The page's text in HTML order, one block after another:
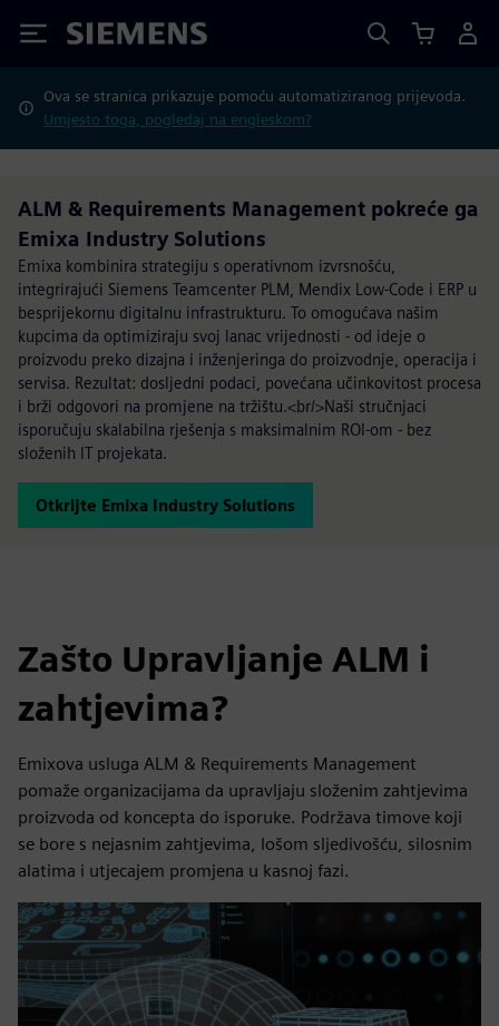
Siemens
Ova se stranica prikazuje pomoću automatiziranog prijevoda.
Umjesto toga, pogledaj na engleskom?
ALM & Requirements Management pokreće ga
Emixa Industry Solutions
Emixa kombinira strategiju s operativnom izvrsnošću,
integrirajući Siemens Teamcenter PLM, Mendix Low-Code i ERP u
besprijekornu digitalnu infrastrukturu. To omogućava našim
kupcima da optimiziraju svoj lanac vrijednosti - od ideje o
proizvodu preko dizajna i inženjeringa do proizvodnje, operacija i
servisa. Rezultat: dosljedni podaci, povećana učinkovitost procesa
i brži odgovori na promjene na tržištu.<br/>Naši stručnjaci
isporučuju skalabilna rješenja s maksimalnim ROI-om - bez
složenih IT projekata.
Otkrijte Emixa Industry Solutions
Zašto Upravljanje ALM i
zahtjevima?
Emixova usluga ALM & Requirements Management
pomaže organizacijama da upravljaju složenim zahtjevima
proizvoda od koncepta do isporuke. Podržava timove koji
se bore s nejasnim zahtjevima, lošom sljedivošću, silosnim
alatima i utjecajem promjena u kasnoj fazi.